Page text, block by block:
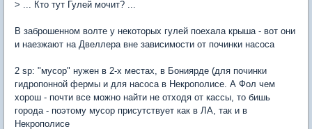
> ... Кто тут Гулей мочит? ...
В заброшенном волте у некоторых гулей поехала крыша - вот они
и наезжают на Двеллера вне зависимости от починки насоса
2 sp: "мусор" нужен в 2-х местах, в Бониярде (для починки
гидропонной фермы и для насоса в Некрополисе. А Фол чем
хорош - почти все можно найти не отходя от кассы, то бишь
города - поэтому мусор присутствует как в ЛА, так и в
Некрополисе